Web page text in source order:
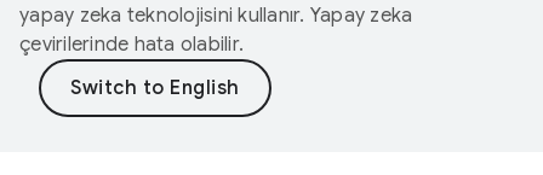
yapay zeka teknolojisini kullanır. Yapay zeka
çevirilerinde hata olabilir.